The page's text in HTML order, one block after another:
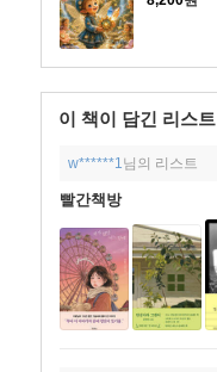
이 책이 담긴 리스트
w******1님의 리스트
빨간책방